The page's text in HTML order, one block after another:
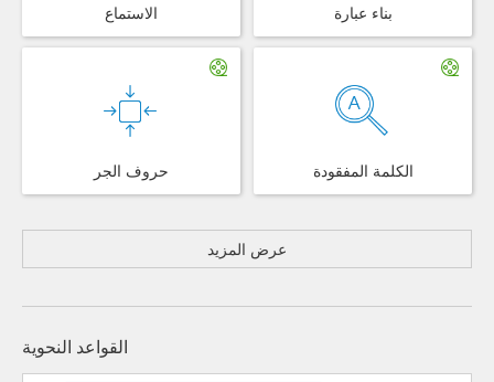
الاستماع بناء عبارة
حروف الجر الكلمة المفقودة
عرض المزيد
القواعد النحوية